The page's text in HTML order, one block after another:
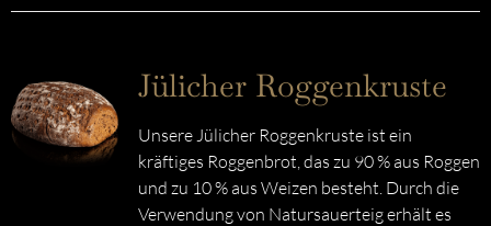
Jülicher Roggenkruste
Unsere Jülicher Roggenkruste ist ein
kräftiges Roggenbrot, das zu 90 % aus Roggen
und zu 10 % aus Weizen besteht. Durch die
Verwendung von Natursauerteig erhält es